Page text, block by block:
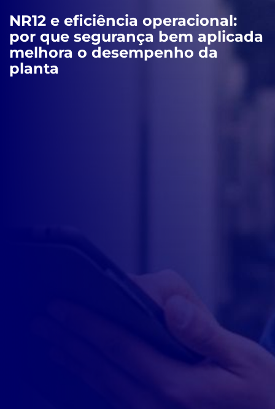
NR12 e eficiência operacional:
por que segurança bem aplicada
melhora o desempenho da
planta